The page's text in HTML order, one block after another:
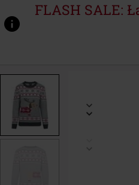
FLASH SALE:
www.emp-
p/ladies-
384040.html